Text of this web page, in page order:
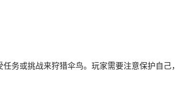
务或挑战来狩猎伞鸟。玩家需要注意保护自己，